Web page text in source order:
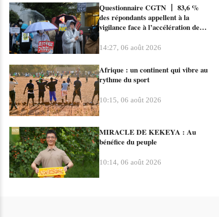
Questionnaire CGTN 丨 83,6 %
des répondants appellent à la
vigilance face à l’accélération de
le nouveau militarisme
14:27, 06 août 2026
Afrique : un continent qui vibre au
rythme du sport
10:15, 06 août 2026
MIRACLE DE KEKEYA : Au
bénéfice du peuple
10:14, 06 août 2026